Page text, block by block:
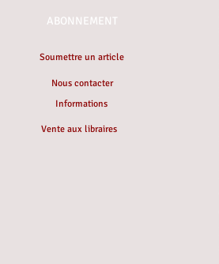
ABONNEMENT
Soumettre un article
Nous contacter
Informations
Vente aux libraires